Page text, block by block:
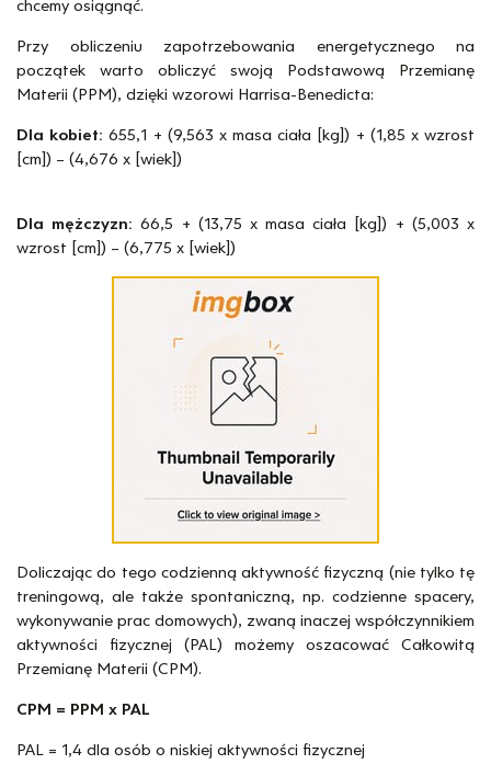
chcemy osiągnąć.
Przy obliczeniu zapotrzebowania energetycznego na
początek warto obliczyć swoją Podstawową Przemianę
Materii (PPM), dzięki wzorowi Harrisa-Benedicta:
Dla kobiet: 655,1 + (9,563 x masa ciała [kg]) + (1,85 x wzrost
[cm]) – (4,676 x [wiek])
Dla mężczyzn:66,5 + (13,75 x masa ciała [kg]) + (5,003 x
wzrost [cm]) – (6,775 x [wiek])
Doliczając do tego codzienną aktywność fizyczną (nie tylko tę
treningową, ale także spontaniczną, np. codzienne spacery,
wykonywanie prac domowych), zwaną inaczej współczynnikiem
aktywności fizycznej (PAL) możemy oszacować Całkowitą
Przemianę Materii (CPM).
CPM = PPM x PAL
PAL = 1,4 dla osób o niskiej aktywności fizycznej